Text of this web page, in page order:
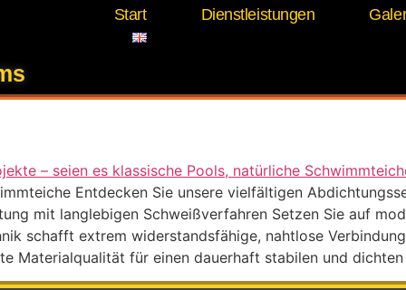
Start Dienstleistungen
Entdecken Sie unsere vielfältigen
mit langlebigen Schweißverfahren Setzen Sie auf
schafft extrem widerstandsfähige, nahtlose
Materialqualität für einen dauerhaft stabilen und